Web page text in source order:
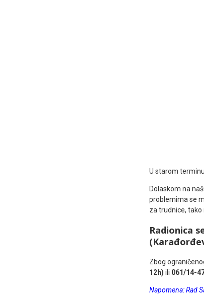
U starom
Dolaskom na
problemima se
za trudnice, tako
Radionica
Zbog
12h) ili 061/14-
Napomena: Rad